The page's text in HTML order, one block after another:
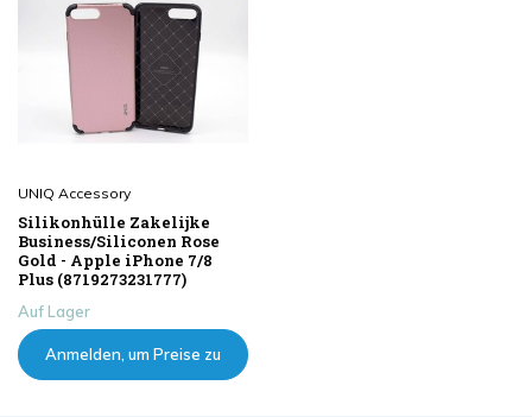
UNIQ Accessory
Silikonhülle Zakelijke
Business/Siliconen Rose
Gold - Apple iPhone 7/8
Plus (8719273231777)
Auf Lager
Anmelden, um Preise zu